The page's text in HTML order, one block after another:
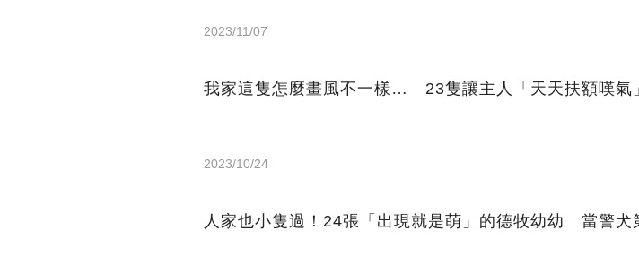
2023/11/07
我家這隻怎麼畫風不一樣… 23隻讓主人「天天扶額嘆氣
2023/10/24
人家也小隻過！24張「出現就是萌」的德牧幼幼 當警